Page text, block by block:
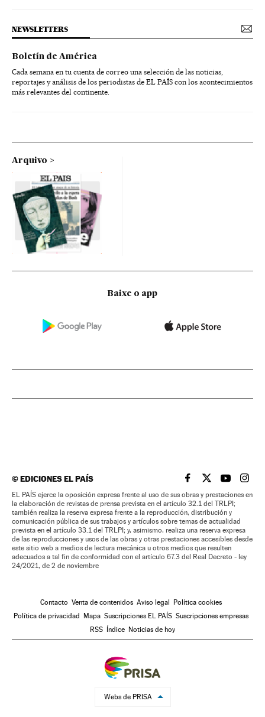
NEWSLETTERS
Boletín de América
Cada semana en tu cuenta de correo una selección de las noticias,
reportajes y análisis de los periodistas de EL PAÍS con los acontecimientos
más relevantes del continente.
Arquivo
Baixe o app
©EDICIONES EL PAÍS EL PAÍS BRASIL EN
EL PAÍSEL PAÍS
EL
EL PAÍS ejerce la oposición expresa frente al uso de sus obras y prestaciones en
la elaboración de revistas de prensa prevista en el artículo 32.1 del TRLPI;
también realiza la reserva expresa frente a la reproducción, distribución y
comunicación pública de sus trabajos y artículos sobre temas de actualidad
prevista en el artículo 33.1 del TRLPI; y, asimismo, realiza una reserva expresa
de las reproducciones y usos de las obras y otras prestaciones accesibles desde
este sitio web a medios de lectura mecánica u otros medios que resulten
adecuados a tal fin de conformidad con el artículo 67.3 del Real Decreto - ley
24/2021, de 2 de noviembre
Contacto Venta de contenidos Aviso legal
Política cookies
Política de privacidad
Mapa Suscripciones EL PAÍS Suscripciones empresas
RSS
Índice Noticias de hoy
Webs de PRISA